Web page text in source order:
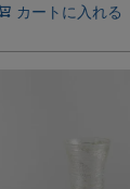
カートに入れる